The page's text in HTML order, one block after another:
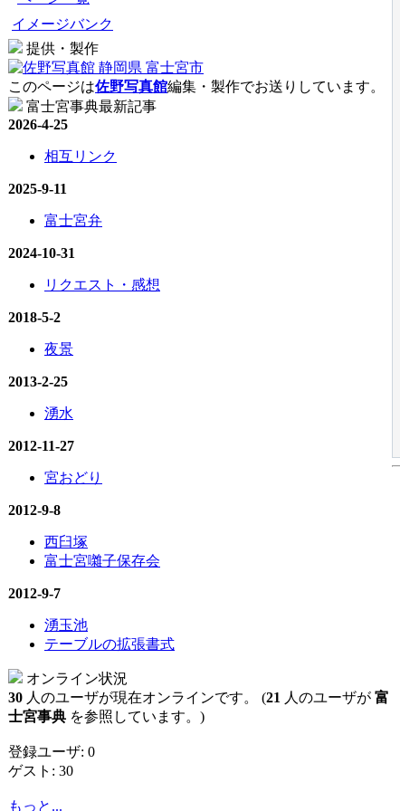
イメージバンク
提供・製作
このページは佐野写真館編集・製作でお送りしています。
富士宮事典最新記事
2026-4-25
相互リンク
2025-9-11
富士宮弁
2024-10-31
リクエスト・感想
2018-5-2
夜景
2013-2-25
湧水
2012-11-27
宮おどり
2012-9-8
西臼塚
富士宮囃子保存会
2012-9-7
湧玉池
テーブルの拡張書式
オンライン状況
30 人のユーザが現在オンラインです。 (21 人のユーザが 富
士宮事典 を参照しています。)
登録ユーザ: 0
ゲスト: 30
もっと...